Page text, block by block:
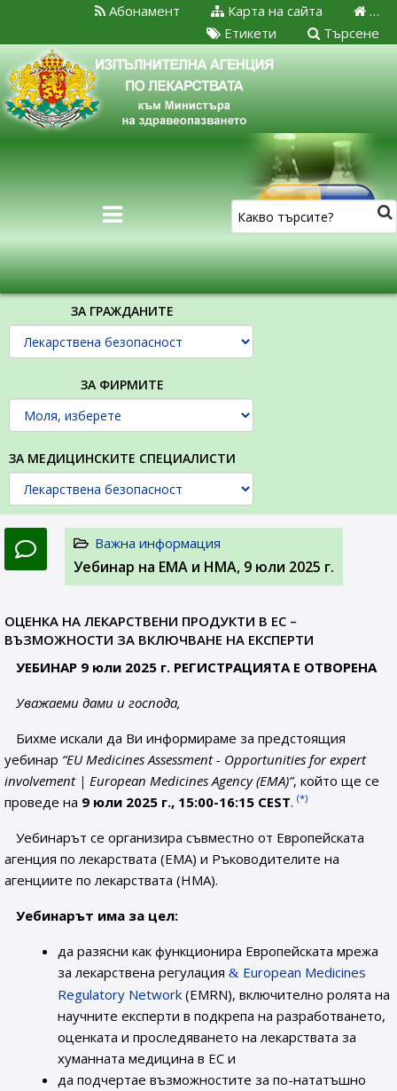
…
Карта на сайта
Абонамент
Търсене
Етикети
ЗА ГРАЖДАНИТЕ
ЗА ФИРМИТЕ
ЗА МЕДИЦИНСКИТЕ СПЕЦИАЛИСТИ
Важна информация
Уебинар на ЕМА и НМА, 9 юли 2025 г.
ОЦЕНКА НА ЛЕКАРСТВЕНИ ПРОДУКТИ В ЕС –
ВЪЗМОЖНОСТИ ЗА ВКЛЮЧВАНЕ НА ЕКСПЕРТИ
УЕБИНАР 9 юли 2025 г. РЕГИСТРАЦИЯТА Е ОТВОРЕНА
Уважаеми дами и господа,
Бихме искали да Ви информираме за предстоящия
уебинар “EU Medicines Assessment - Opportunities for expert
involvement | European Medicines Agency (EMA)”, който ще се
проведе на 9 юли 2025 г., 15:00-16:15 CEST. (*)
Уебинарът се организира съвместно от Европейската
агенция по лекарствата (EMA) и Ръководителите на
агенциите по лекарствата (HMA).
Уебинарът има за цел:
да разясни как функционира Европейската мрежа
за лекарствена регулация
European Medicines
Regulatory Network (EMRN), включително ролята на
научните експерти в подкрепа на разработването,
оценката и проследяването на лекарствата за
хуманната медицина в ЕС и
да подчертае възможностите за по-нататъшно